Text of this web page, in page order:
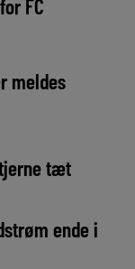
FC
meldes
tæt
ende i